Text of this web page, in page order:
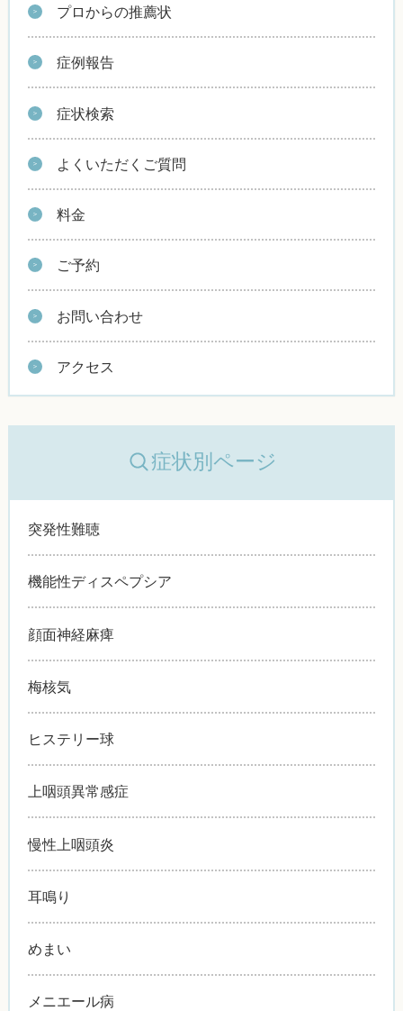
プロからの推薦状
症例報告
症状検索
よくいただくご質問
料金
ご予約
お問い合わせ
アクセス
症状別ページ
突発性難聴
機能性ディスペプシア
顔面神経麻痺
梅核気
ヒステリー球
上咽頭異常感症
慢性上咽頭炎
耳鳴り
めまい
メニエール病